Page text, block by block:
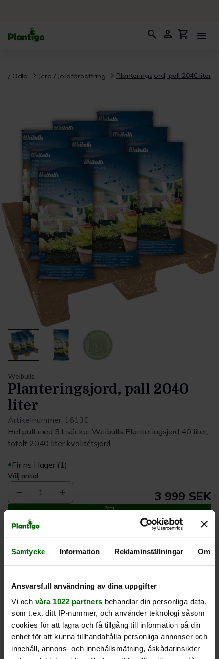
Samtycke Information Reklaminställningar Om
Ansvarsfull användning av dina uppgifter
Vi och våra 1022 partners behandlar din personliga data,
som t.ex. ditt IP-nummer, och använder teknologi såsom
cookies för att lagra och få tillgång till information på din
enhet för att kunna tillhandahålla personliga annonser och
innehåll, annons- och innehållsmätning, åskådarinsikter
search person shopping_cart menu
/ Odla Jord / Jordförbättring Planteringsjord, pall 2040 liter
Weibulls
Planteringsjord, pall 2040
liter
Artikelnummer: 16130
Hel pall med 51 säckar Weibulls Planteringsjord 40 liter,
totalt 2040 liter kvalitétsjord.
Finns i lager (1)
Välj antal
1 3 999 SEK
Leverans 1-
Kvalitet till
Eget lager allt i
Beskrivning
Produktrecensioner